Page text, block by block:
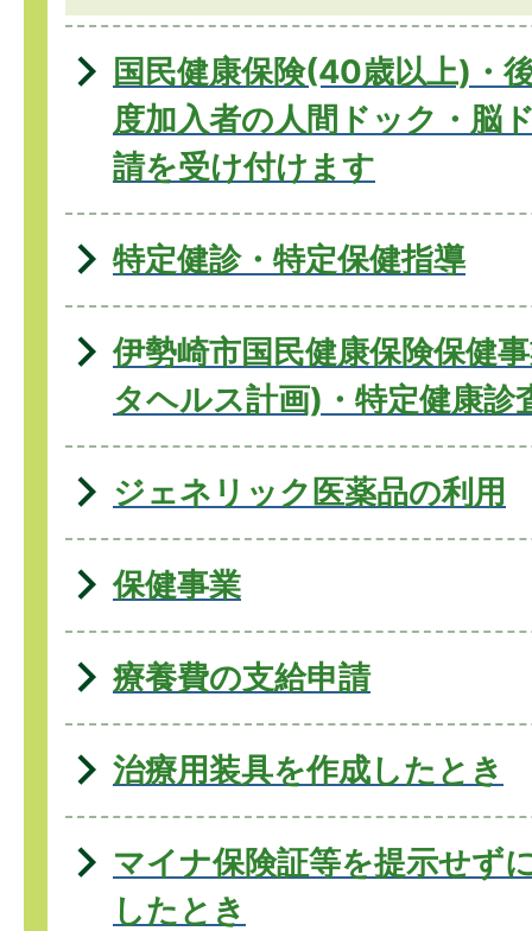
国民健康保険(40歳以上)・
度加入者の人間ドック・脳
請を受け付けます
特定健診・特定保健指導
伊勢崎市国民健康保険保健
タヘルス計画)・特定健康診
ジェネリック医薬品の利用
保健事業
療養費の支給申請
治療用装具を作成したとき
マイナ保険証等を提示せず
したとき